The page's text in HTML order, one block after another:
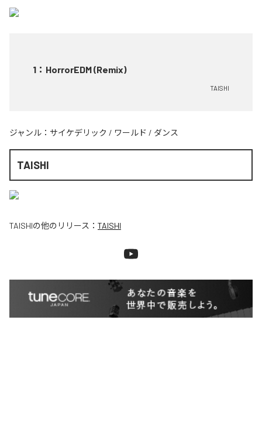
1 ： HorrorEDM (Remix)
TAISHI
ジャンル： サイケデリック / ワールド / ダンス
TAISHI
TAISHIの他のリリース： TAISHI